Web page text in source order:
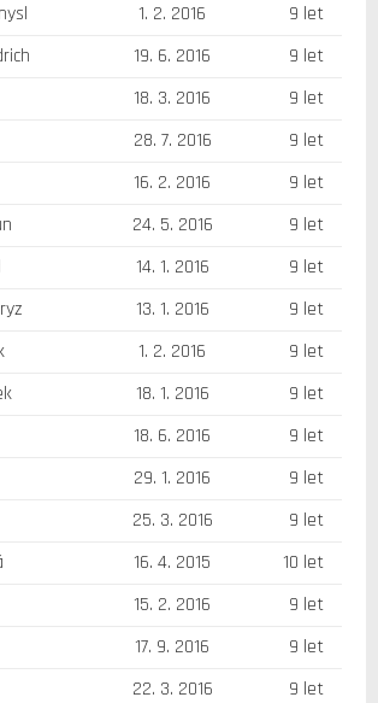
1. 2. 2016
9 let
19. 6. 2016
9 let
18. 3. 2016
9 let
28. 7. 2016
9 let
16. 2. 2016
9 let
24. 5. 2016
9 let
14. 1. 2016
9 let
13. 1. 2016
9 let
1. 2. 2016
9 let
18. 1. 2016
9 let
18. 6. 2016
9 let
29. 1. 2016
9 let
25. 3. 2016
9 let
16. 4. 2015
10 let
15. 2. 2016
9 let
17. 9. 2016
9 let
22. 3. 2016
9 let